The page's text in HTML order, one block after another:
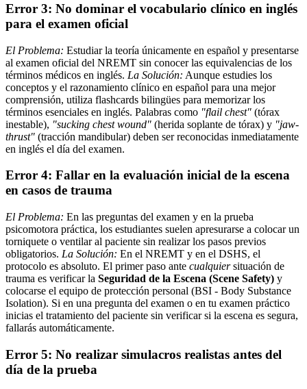
Error 3: No dominar el vocabulario clínico en inglés
para el examen oficial
El Problema: Estudiar la teoría únicamente en español y presentarse
al examen oficial del NREMT sin conocer las equivalencias de los
términos médicos en inglés. La Solución: Aunque estudies los
conceptos y el razonamiento clínico en español para una mejor
comprensión, utiliza flashcards bilingües para memorizar los
términos esenciales en inglés. Palabras como "flail chest" (tórax
inestable), "sucking chest wound" (herida soplante de tórax) y "jaw-
thrust" (tracción mandibular) deben ser reconocidas inmediatamente
en inglés el día del examen.
Error 4: Fallar en la evaluación inicial de la escena
en casos de trauma
El Problema: En las preguntas del examen y en la prueba
psicomotora práctica, los estudiantes suelen apresurarse a colocar un
torniquete o ventilar al paciente sin realizar los pasos previos
obligatorios. La Solución: En el NREMT y en el DSHS, el
protocolo es absoluto. El primer paso ante cualquiersituación de
trauma es verificar la Seguridad de la Escena (Scene Safety) y
colocarse el equipo de protección personal (BSI - Body Substance
Isolation). Si en una pregunta del examen o en tu examen práctico
inicias el tratamiento del paciente sin verificar si la escena es segura,
fallarás automáticamente.
Error 5: No realizar simulacros realistas antes del
día de la prueba